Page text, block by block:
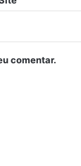
comentar.